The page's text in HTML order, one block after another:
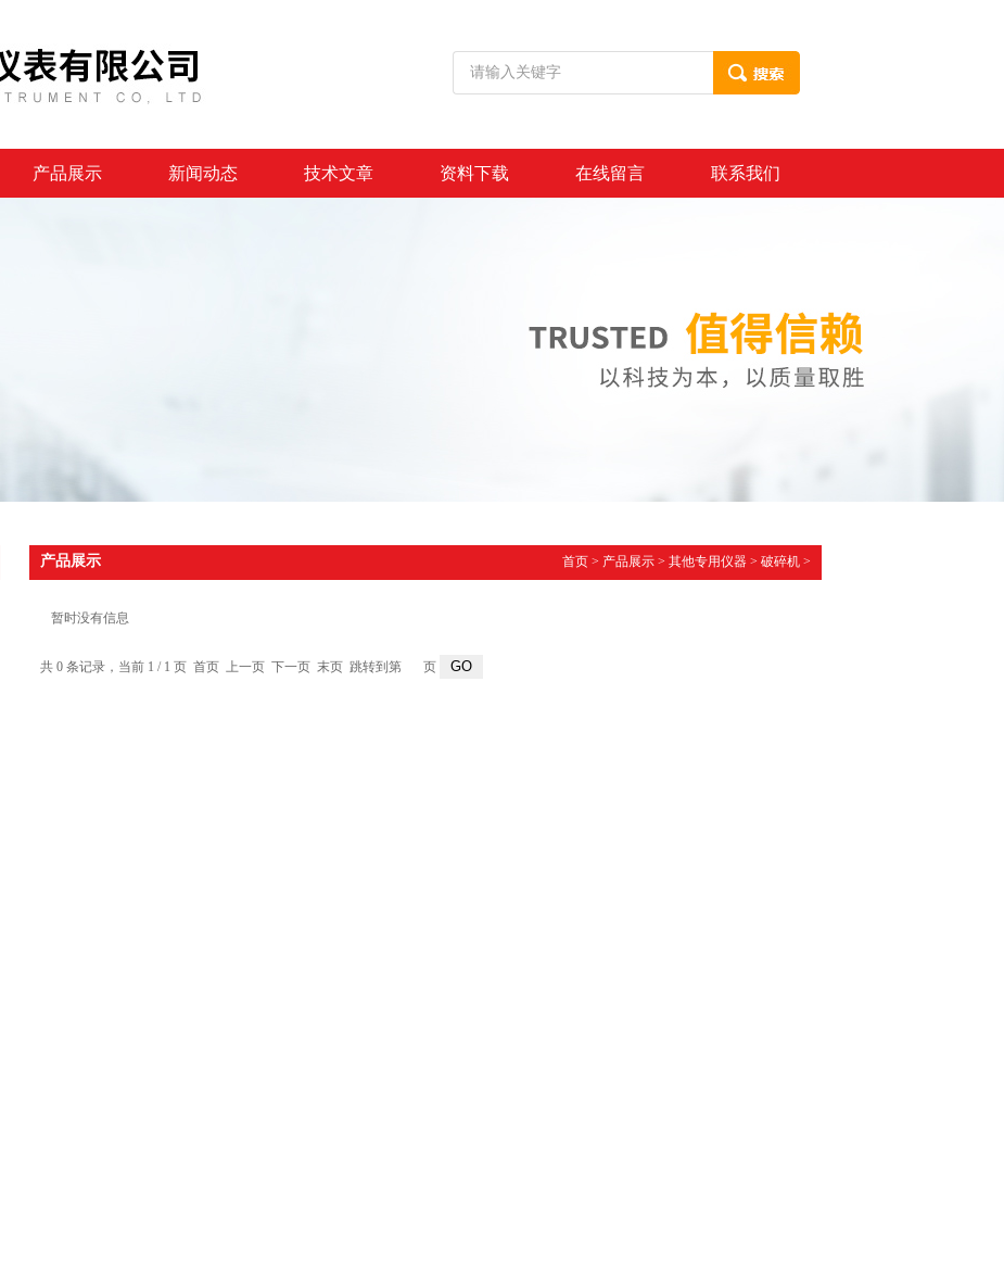
产品展示 新闻动态 技术文章 资料下载 在线留言 联系我们
产品展示 首页> 产品展示> 其他专用仪器> 破碎机>
暂时没有信息
共 0 条记录，当前 1 / 1 页 首页 上一页 下一页 末页 跳转到第 页